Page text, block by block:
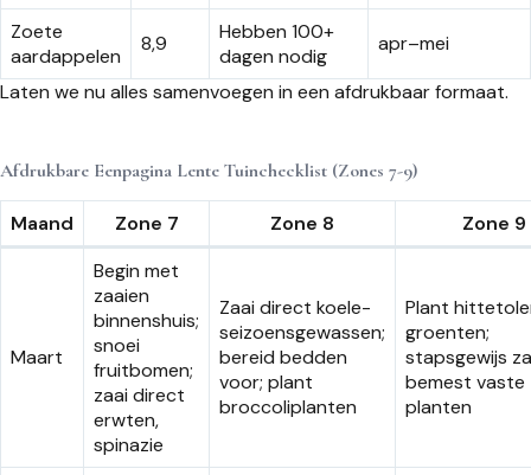
Zoete
aardappelen
8,9
Hebben 100+
dagen nodig
apr–mei
Laten we nu alles samenvoegen in een afdrukbaar formaat.
Afdrukbare Eenpagina Lente Tuinchecklist (Zones 7-9)
Maand Zone 7 Zone 8 Zone 9
Maart
Begin met
zaaien
binnenshuis;
snoei
fruitbomen;
zaai direct
erwten,
spinazie
Zaai direct koele-
seizoensgewassen;
bereid bedden
voor; plant
broccoliplanten
Plant
groenten;
stapsgewijs
bemest vaste
planten